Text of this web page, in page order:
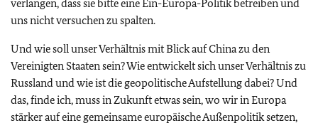
verlangen, dass sie bitte eine Ein-Europa-Politik betreiben und
uns nicht versuchen zu spalten.
Und wie soll unser Verhältnis mit Blick auf China zu den
Vereinigten Staaten sein? Wie entwickelt sich unser Verhältnis zu
Russland und wie ist die geopolitische Aufstellung dabei? Und
das, finde ich, muss in Zukunft etwas sein, wo wir in Europa
stärker auf eine gemeinsame europäische Außenpolitik setzen,